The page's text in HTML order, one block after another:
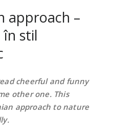
approach –
stil
cheerful and funny
other one. This
approach to nature